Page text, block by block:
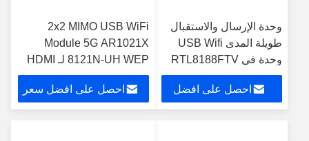
وحدة الإرسال والاستقبال
طويلة المدى USB Wifi
وحدة في RTL8188FTV
Wifi Chip لصندوق
التلفزيوناحصل على افضل
2x2 MIMO USB WiFi
Module 5G AR1021X
8121N-UH WEP لـ HDMI
احصل على افضل سعر